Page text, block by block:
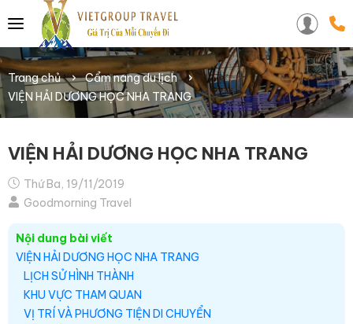
Trang chủ
Cẩm nang du lịch
VIỆN HẢI DƯƠNG HỌC NHA TRANG
VIỆN HẢI DƯƠNG HỌC NHA TRANG
Thứ Ba, 19/11/2019
Goodmorning Travel
Nội dung bài viết
VIỆN HẢI DƯƠNG HỌC NHA TRANG
LỊCH SỬ HÌNH THÀNH
KHU VỰC THAM QUAN
VỊ TRÍ VÀ PHƯƠNG TIỆN DI CHUYỂN